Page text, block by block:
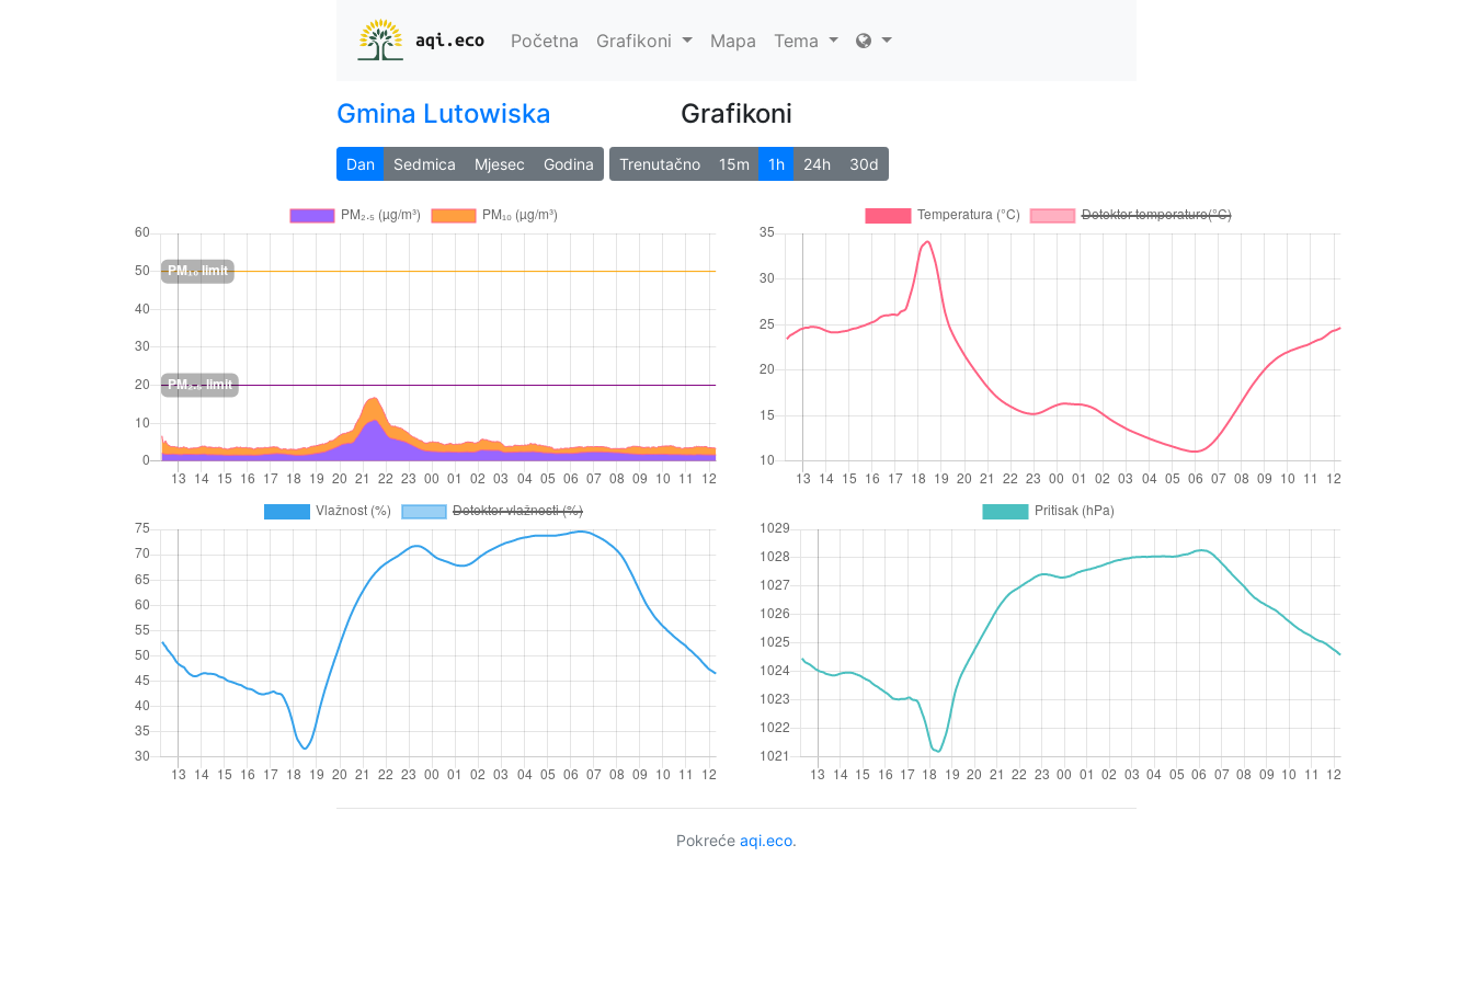
aqi.eco Početna Grafikoni Mapa Tema
Gmina Lutowiska Grafikoni
Dan Sedmica Mjesec Godina Trenutačno 15m 1h 24h 30d
Pokreće aqi.eco.